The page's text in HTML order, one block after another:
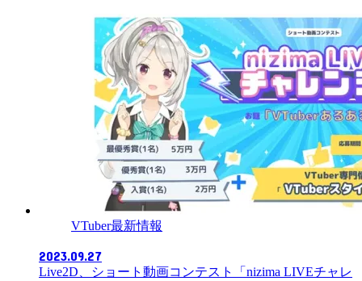
VTuber最新情報
2023.09.27
Live2D、ショート動画コンテスト「nizima LIVEチャレ